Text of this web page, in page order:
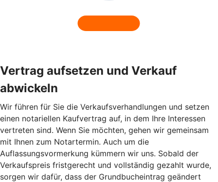
Vertrag aufsetzen und Verkauf
abwickeln
Wir führen für Sie die Verkaufsverhandlungen und setzen
einen notariellen Kaufvertrag auf, in dem Ihre Interessen
vertreten sind. Wenn Sie möchten, gehen wir gemeinsam
mit Ihnen zum Notartermin. Auch um die
Auflassungsvormerkung kümmern wir uns. Sobald der
Verkaufspreis fristgerecht und vollständig gezahlt wurde,
sorgen wir dafür, dass der Grundbucheintrag geändert